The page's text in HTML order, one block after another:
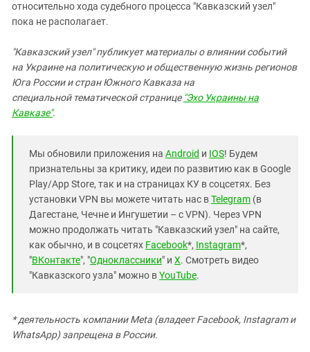
относительно хода судебного процесса "Кавказский узел"
пока не располагает.
"Кавказский узел" публикует материалы о влиянии событий
на Украине на политическую и общественную жизнь регионов
Юга России и стран Южного Кавказа на
специальной тематической странице "Эхо Украины на
Кавказе".
Мы обновили приложения на Android и IOS! Будем
признательны за критику, идеи по развитию как в Google
Play/App Store, так и на страницах КУ в соцсетях. Без
установки VPN вы можете читать нас вTelegram (в
Дагестане, Чечне и Ингушетии – с VPN). Через VPN
можно продолжать читать "Кавказский узел" на сайте,
как обычно, и в соцсетях Facebook*, Instagram*,
"ВКонтакте", "Одноклассники" и X. Смотреть видео
"Кавказского узла" можно вYouTube.
* деятельность компании Meta (владеет Facebook, Instagram и
WhatsApp) запрещена в России.